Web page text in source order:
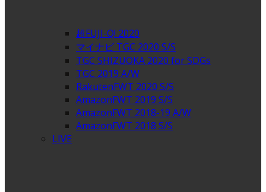
超FUJI-Q! 2020
マイナビ TGC 2020 S/S
TGC SHIZUOKA 2020 for SDGs
TGC 2019 A/W
RakutenFWT 2020 S/S
AmazonFWT 2019 S/S
AmazonFWT 2018-19 A/W
AmazonFWT 2018 S/S
LIVE